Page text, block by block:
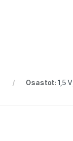
Osastot: 1,5 V